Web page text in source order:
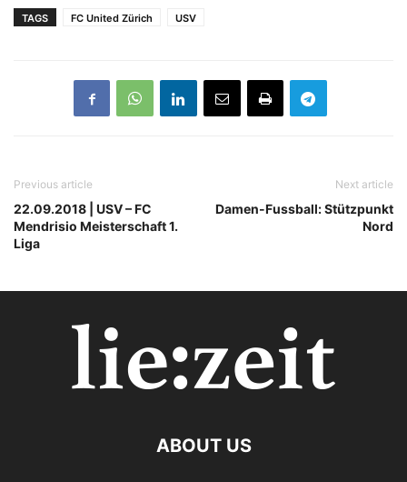
TAGS FC United Zürich USV
Previous article
22.09.2018 | USV – FC
Mendrisio Meisterschaft 1.
Liga
Next article
Damen-Fussball: Stützpunkt
Nord
ABOUT US